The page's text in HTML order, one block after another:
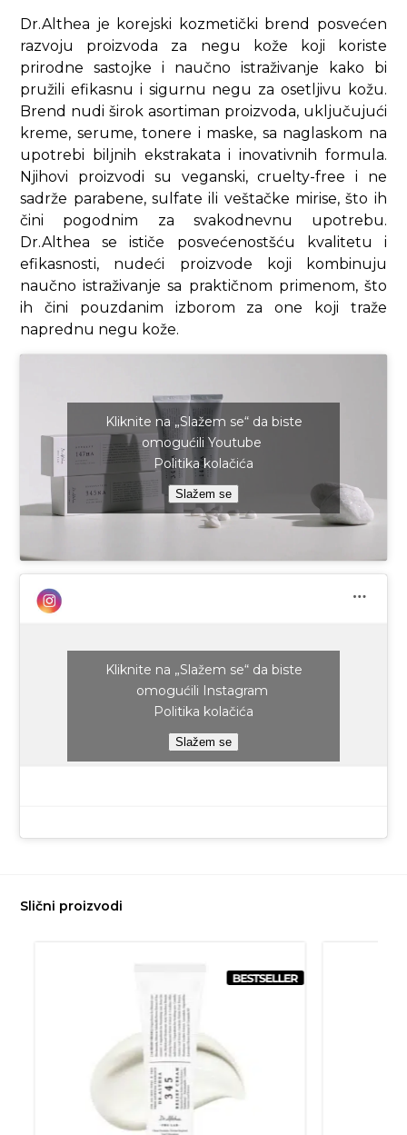
Dr.Althea je korejski kozmetički brend posvećen
razvoju proizvoda za negu kože koji koriste
prirodne sastojke i naučno istraživanje kako bi
pružili efikasnu i sigurnu negu za osetljivu kožu.
Brend nudi širok asortiman proizvoda, uključujući
kreme, serume, tonere i maske, sa naglaskom na
upotrebi biljnih ekstrakata i inovativnih formula.
Njihovi proizvodi su veganski, cruelty-free i ne
sadrže parabene, sulfate ili veštačke mirise, što ih
čini pogodnim za svakodnevnu upotrebu.
Dr.Althea se ističe posvećenostšću kvalitetu i
efikasnosti, nudeći proizvode koji kombinuju
naučno istraživanje sa praktičnom primenom, što
ih čini pouzdanim izborom za one koji traže
naprednu negu kože.
Kliknite na „Slažem se“ da biste
omogućili Youtube
Politika kolačića
Slažem se
Kliknite na „Slažem se“ da biste
omogućili Instagram
Politika kolačića
Slažem se
Slični proizvodi